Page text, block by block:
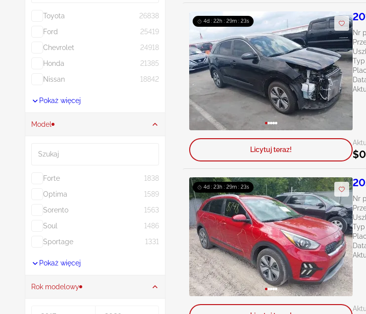
Toyota
26838
Ford
25419
Chevrolet
24918
Honda
21385
Nissan
18842
Pokaż więcej
Model
Forte
1838
Optima
1589
Sorento
1563
Soul
1486
Sportage
1331
Pokaż więcej
Rok modelowy
4d : 22h : 29m : 21s
Nr
$0
Licytuj teraz!
4d : 23h : 29m : 21s
Nr